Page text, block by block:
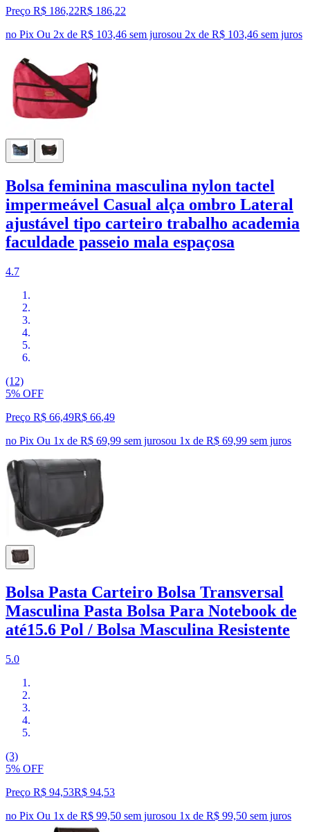
Preço R$ 186,22R$ 186,22
no Pix Ou 2x de R$ 103,46 sem jurosou 2x de R$ 103,46 sem juros
Bolsa feminina masculina nylon tactel
impermeável Casual alça ombro Lateral
ajustável tipo carteiro trabalho academia
faculdade passeio mala espaçosa
4.7
(12)
5% OFF
Preço R$ 66,49R$ 66,49
no Pix Ou 1x de R$ 69,99 sem jurosou 1x de R$ 69,99 sem juros
Bolsa Pasta Carteiro Bolsa Transversal
Masculina Pasta Bolsa Para Notebook de
até15.6 Pol / Bolsa Masculina Resistente
5.0
(3)
5% OFF
Preço R$ 94,53R$ 94,53
no Pix Ou 1x de R$ 99,50 sem jurosou 1x de R$ 99,50 sem juros